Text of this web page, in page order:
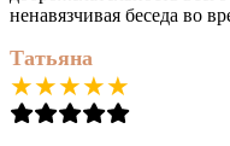
ненавязчивая беседа во
Татьяна